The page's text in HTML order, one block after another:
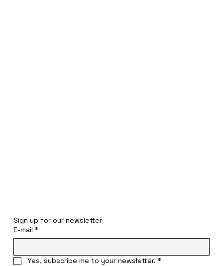
Sign up for our newsletter
E-mail *
Yes, subscribe me to your newsletter. *